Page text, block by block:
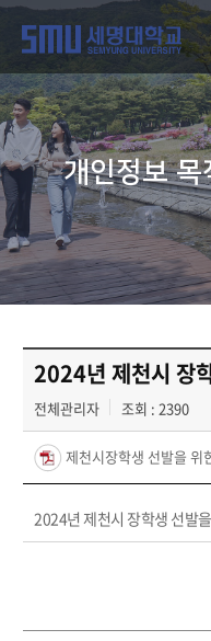
개인정보 목
2024년 제천시 장
전체관리자 조회 : 2390
제천시장학생 선발을
2024년 제천시 장학생 선발